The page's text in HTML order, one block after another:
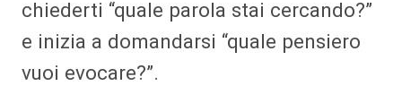
chiederti “quale parola stai cercando?”
e inizia a domandarsi “quale pensiero
vuoi evocare?”.